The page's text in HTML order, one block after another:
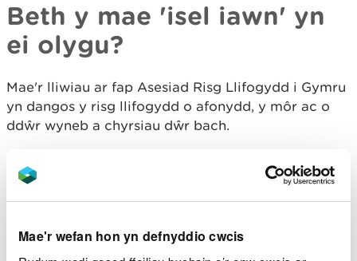
Mae'r wefan hon yn defnyddio cwcis
Beth y mae 'isel iawn' yn
ei olygu?
Mae'r lliwiau ar fap Asesiad Risg Llifogydd i Gymru
yn dangos y risg llifogydd o afonydd, y môr ac o
ddŵr wyneb a chyrsiau dŵr bach.
hystyried yn risg isel iawn o lifogydd.
blwyddyn, siawns o lai nag 1 ym mhob 1000 (0.1%)